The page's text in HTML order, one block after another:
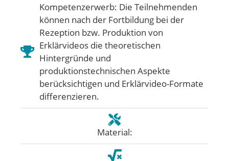
Kompetenzerwerb: Die Teilnehmenden
können nach der Fortbildung bei der
Rezeption bzw. Produktion von
Erklärvideos die theoretischen
Hintergründe und
produktionstechnischen Aspekte
berücksichtigen und Erklärvideo-Formate
differenzieren.
Material: